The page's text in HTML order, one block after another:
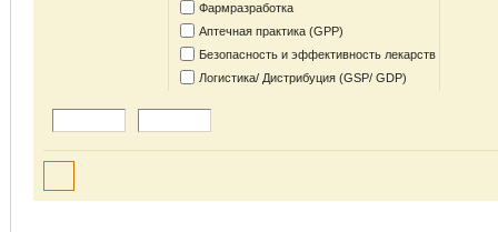
Фармразработка
Аптечная практика (GPP)
Безопасность и эффективность лекарств
Логистика/ Дистрибуция (GSP/ GDP)